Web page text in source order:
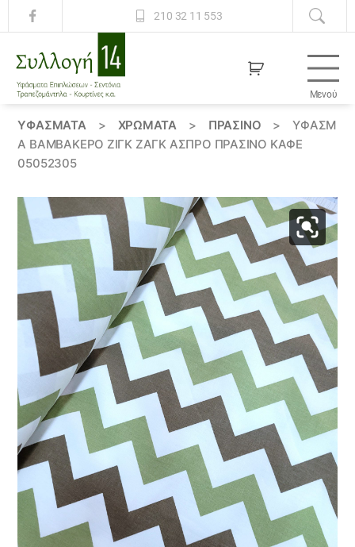
210 32 11 553
14
Μενού
ΥΦΆΣΜΑΤΑ > ΧΡΏΜΑΤΑ > ΠΡΑΣΙΝΟ >
ΎΦΑΣΜ
Α ΒΑΜΒΑΚΕΡΌ ΖΊΓΚ ΖΆΓΚ ΆΣΠΡΟ ΠΡΆΣΙΝΟ ΚΑΦΈ
05052305